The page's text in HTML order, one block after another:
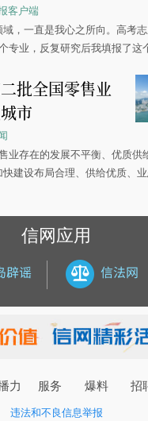
客户端
，一直是我心之所向。高考
专业，反复研究后我填报了这
院材料类专业的录取通知书。
批全国零售业
市
业存在的发展不平衡、优质供
建设布局合理、供给优质、
信网应用
力 服务 爆料 招
违法和不良信息举报